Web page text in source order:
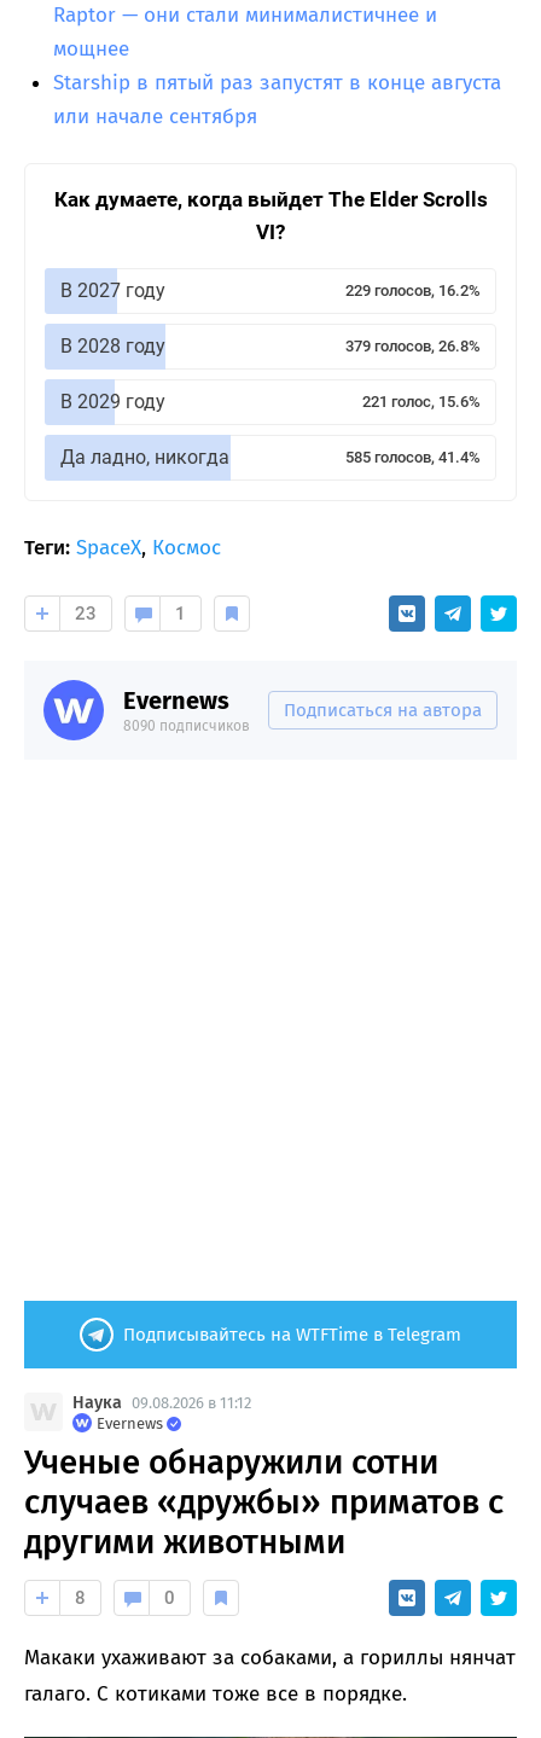
Raptor — они стали минималистичнее и
мощнее
Starship в пятый раз запустят в конце августа
или начале сентября
Как думаете, когда выйдет The Elder Scrolls
VI?
В 2027 году 229 голосов, 16.2%
В 2028 году 379 голосов, 26.8%
В 2029 году 221 голос, 15.6%
Да ладно, никогда 585 голосов, 41.4%
Теги: SpaceX, Космос
23 1
Evernews
8090 подписчиков
Подписаться на автора
Подписывайтесь на WTFTime в Telegram
Наука 09.08.2026 в 11:12
Evernews
Ученые обнаружили сотни
случаев «дружбы» приматов с
другими животными
8 0
Макаки ухаживают за собаками, а гориллы нянчат
галаго. С котиками тоже все в порядке.